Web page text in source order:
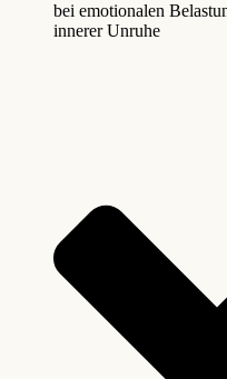
bei emotionalen
innerer Unruhe